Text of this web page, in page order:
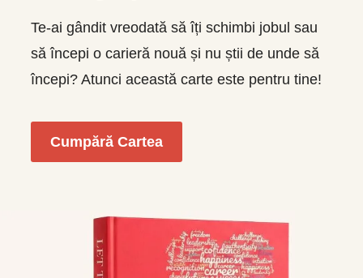
Te-ai gândit vreodată să îți schimbi jobul sau
să începi o carieră nouă și nu știi de unde să
începi? Atunci această carte este pentru tine!
Cumpără Cartea